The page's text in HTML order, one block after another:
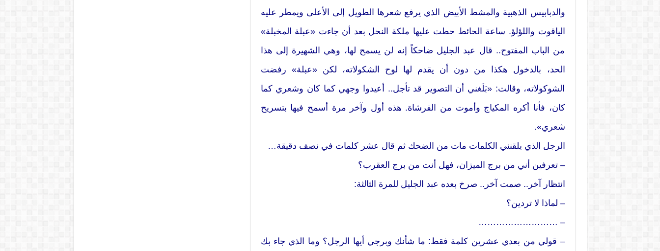
والدبابيس الذهبية والمشط الأبيض الذي يرفع شعرها الطويل إلى الأعلى ويمطر عليه
الياقوت واللؤلؤ. ساعة الحائط حطت عليها ملكة النحل بعد أن جاءت «عبلة المخبلة»
من الباب المفتوح.. قال عبد الجليل ضاحكاً إنه لن يسمح لها، وهي الشهيرة إلى هذا
الحد، بالدخول هكذا من دون أن يقدم لها لوح الشكولاته، لكن «عبلة» رفضت
الشوكولاته، وقالت: «بَلَغني أن التصوير قد تأجل.. أعيدوا وجهي كما كان وشعري كما
كان، فأنا أكره المكياج وأموت من الفرشاة. هذه أول وآخر مرة أسمح فيها بتسريح
شعري».
الرجل الذي يلقنني الكلمات مات من الضحك ثم قال عشر كلمات في نصف دقيقة…
– تعرفين أني من برج الميزان، فهل أنت من برج العقرب؟
انتظار آخر.. صمت آخر.. صرخ بعده عبد الجليل للمرة الثالثة:
– لماذا لا تردين؟
– ………………………
– قولي من بعدي عشرين كلمة فقط: ما شأنك وبرجي أيها الرجل؟ وما الذي جاء بك